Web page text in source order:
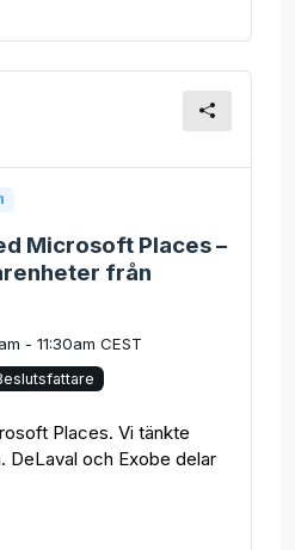
Microsoft Places –
från
- 11:30am CEST
Places. Vi tänkte
DeLaval och Exobe delar